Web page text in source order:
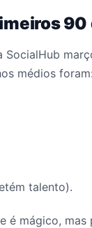
90
SocialHub
médios foram:
talento).
é mágico, mas